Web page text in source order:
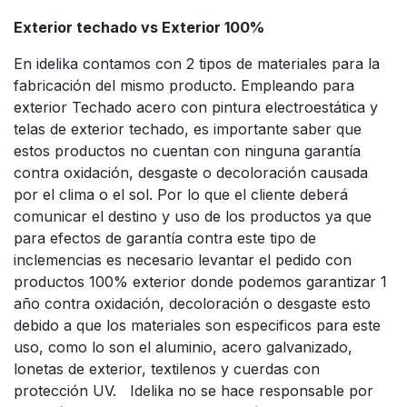
Exterior techado vs Exterior 100%
En idelika contamos con 2 tipos de materiales para la
fabricación del mismo producto. Empleando para
exterior Techado acero con pintura electroestática y
telas de exterior techado, es importante saber que
estos productos no cuentan con ninguna garantía
contra oxidación, desgaste o decoloración causada
por el clima o el sol. Por lo que el cliente deberá
comunicar el destino y uso de los productos ya que
para efectos de garantía contra este tipo de
inclemencias es necesario levantar el pedido con
productos 100% exterior donde podemos garantizar 1
año contra oxidación, decoloración o desgaste esto
debido a que los materiales son especificos para este
uso, como lo son el aluminio, acero galvanizado,
lonetas de exterior, textilenos y cuerdas con
protección UV. Idelika no se hace responsable por